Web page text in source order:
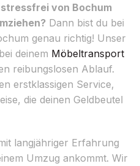
von Bochum
Dann bist du bei
genau richtig! Unser
deinem Möbeltransport
reibungslosen Ablauf.
erstklassigen Service,
die deinen Geldbeutel
langjähriger Erfahrung
Umzug ankommt. Wir